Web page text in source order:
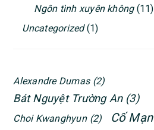
Ngôn tình xuyên không(11)
Uncategorized(1)
Alexandre Dumas (2)
Bát Nguyệt Trường An (3)
Choi Kwanghyun (2) Cố Mạn